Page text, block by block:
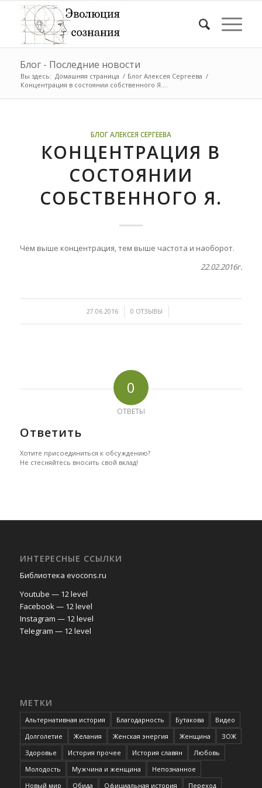
Блог - Последние новости
Вы здесь: Домашняя страница / Блог Алексея Сергеева /
Концентрация в состоянии собственного Я....
БЛОГ АЛЕКСЕЯ СЕРГЕЕВА
КОНЦЕНТРАЦИЯ В
СОСТОЯНИИ
СОБСТВЕННОГО Я.
Чем выше концентрация, тем выше частота и наоборот.
22.02.2016г.
27.06.2016
/ 0 ОТЗЫВЫ
/
0
ОТВЕТЫ
Ответить
Хотите присоединиться к обсуждению?
Не стесняйтесь вносить свой вклад!
ИНТЕРЕСНЫЕ ССЫЛКИ
Библиотека evocons.ru
Youtube — 12 level
Facebook — 12 level
Instagram — 12 level
Telegram — 12 level
МЕТКИ
Альтернативная история Благодарность Бутакова
Видео
Долголетие
Желания Женская энергия Женщина
ЗОЖ
Здоровье
История прочее История славян
Любовь
Молодость
Мужчина и женщина
Непознанное
Новый мир
Обида Официальная история Переход